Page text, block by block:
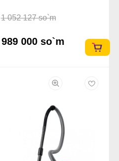
1 052 127 so`m
989 000 so`m